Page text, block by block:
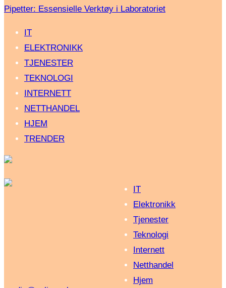
Pipetter: Essensielle Verktøy i Laboratoriet
IT
ELEKTRONIKK
TJENESTER
TEKNOLOGI
INTERNETT
NETTHANDEL
HJEM
TRENDER
IT
Elektronikk
Tjenester
Teknologi
Internett
Netthandel
Hjem